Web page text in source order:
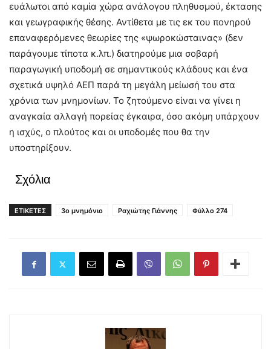
ευάλωτοι από καμία χώρα ανάλογου πληθυσμού, έκτασης
και γεωγραφικής θέσης. Αντίθετα με τις εκ του πονηρού
επαναφερόμενες θεωρίες της «ψωροκώσταινας» (δεν
παράγουμε τίποτα κ.λπ.) διατηρούμε μια σοβαρή
παραγωγική υποδομή σε σημαντικούς κλάδους και ένα
σχετικά υψηλό ΑΕΠ παρά τη μεγάλη μείωσή του στα
χρόνια των μνημονίων. Το ζητούμενο είναι να γίνει η
αναγκαία αλλαγή πορείας έγκαιρα, όσο ακόμη υπάρχουν
η ισχύς, ο πλούτος και οι υποδομές που θα την
υποστηρίξουν.
Σχόλια
ΕΤΙΚΕΤΕΣ 3ο μνημόνιο Ραχιώτης Γιάννης Φύλλο 274